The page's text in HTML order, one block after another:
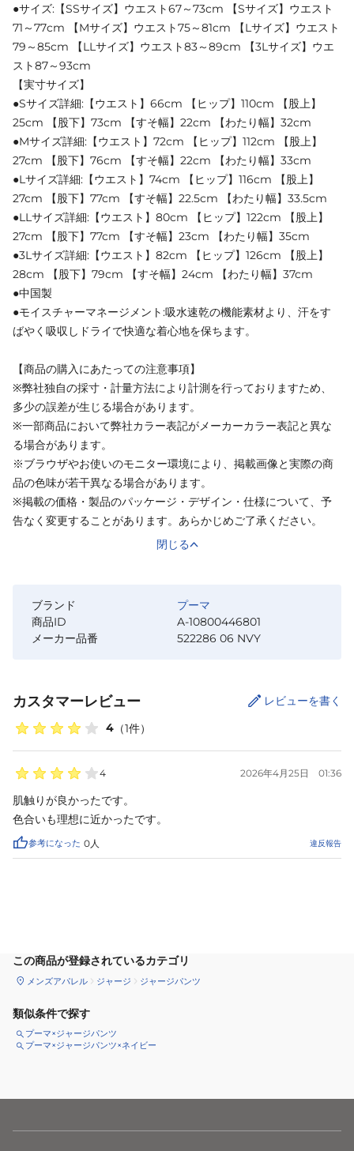
●サイズ:【SSサイズ】ウエスト67～73cm 【Sサイズ】ウエスト
71～77cm 【Mサイズ】ウエスト75～81cm 【Lサイズ】ウエスト
79～85cm 【LLサイズ】ウエスト83～89cm 【3Lサイズ】ウエ
スト87～93cm
【実寸サイズ】
●Sサイズ詳細:【ウエスト】66cm 【ヒップ】110cm 【股上】
25cm 【股下】73cm 【すそ幅】22cm 【わたり幅】32cm
●Mサイズ詳細:【ウエスト】72cm 【ヒップ】112cm 【股上】
27cm 【股下】76cm 【すそ幅】22cm 【わたり幅】33cm
●Lサイズ詳細:【ウエスト】74cm 【ヒップ】116cm 【股上】
27cm 【股下】77cm 【すそ幅】22.5cm 【わたり幅】33.5cm
●LLサイズ詳細:【ウエスト】80cm 【ヒップ】122cm 【股上】
27cm 【股下】77cm 【すそ幅】23cm 【わたり幅】35cm
●3Lサイズ詳細:【ウエスト】82cm 【ヒップ】126cm 【股上】
28cm 【股下】79cm 【すそ幅】24cm 【わたり幅】37cm
●中国製
●モイスチャーマネージメント:吸水速乾の機能素材より、汗をす
ばやく吸収しドライで快適な着心地を保ちます。
【商品の購入にあたっての注意事項】
※弊社独自の採寸・計量方法により計測を行っておりますため、
多少の誤差が生じる場合があります。
※一部商品において弊社カラー表記がメーカーカラー表記と異な
る場合があります。
※ブラウザやお使いのモニター環境により、掲載画像と実際の商
品の色味が若干異なる場合があります。
※掲載の価格・製品のパッケージ・デザイン・仕様について、予
告なく変更することがあります。あらかじめご了承ください。
閉じる
ブランド
プーマ
商品ID
A-10800446801
メーカー品番
522286 06 NVY
カスタマーレビュー
4 （1件）
レビューを書く
4 2026年4月25日 01:36
肌触りが良かったです。
色合いも理想に近かったです。
参考になった 0 人 違反報告
この商品が登録されているカテゴリ
メンズアパレル ジャージ ジャージパンツ
類似条件で探す
プーマ×ジャージパンツ
プーマ×ジャージパンツ×ネイビー